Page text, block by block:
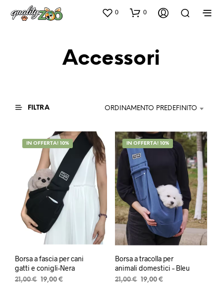
0 0
Accessori
FILTRA ORDINAMENTO PREDEFINITO
IN OFFERTA! 10%
Borsa a fascia per cani
gatti e conigli-Nera
21,00€ Il 19,00 €
IN OFFERTA! 10%
Borsa a tracolla per
animali domestici – Bleu
21,00€ Il 19,00 €Il